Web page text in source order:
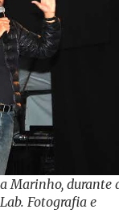
Marinho, durante
Fotografia e